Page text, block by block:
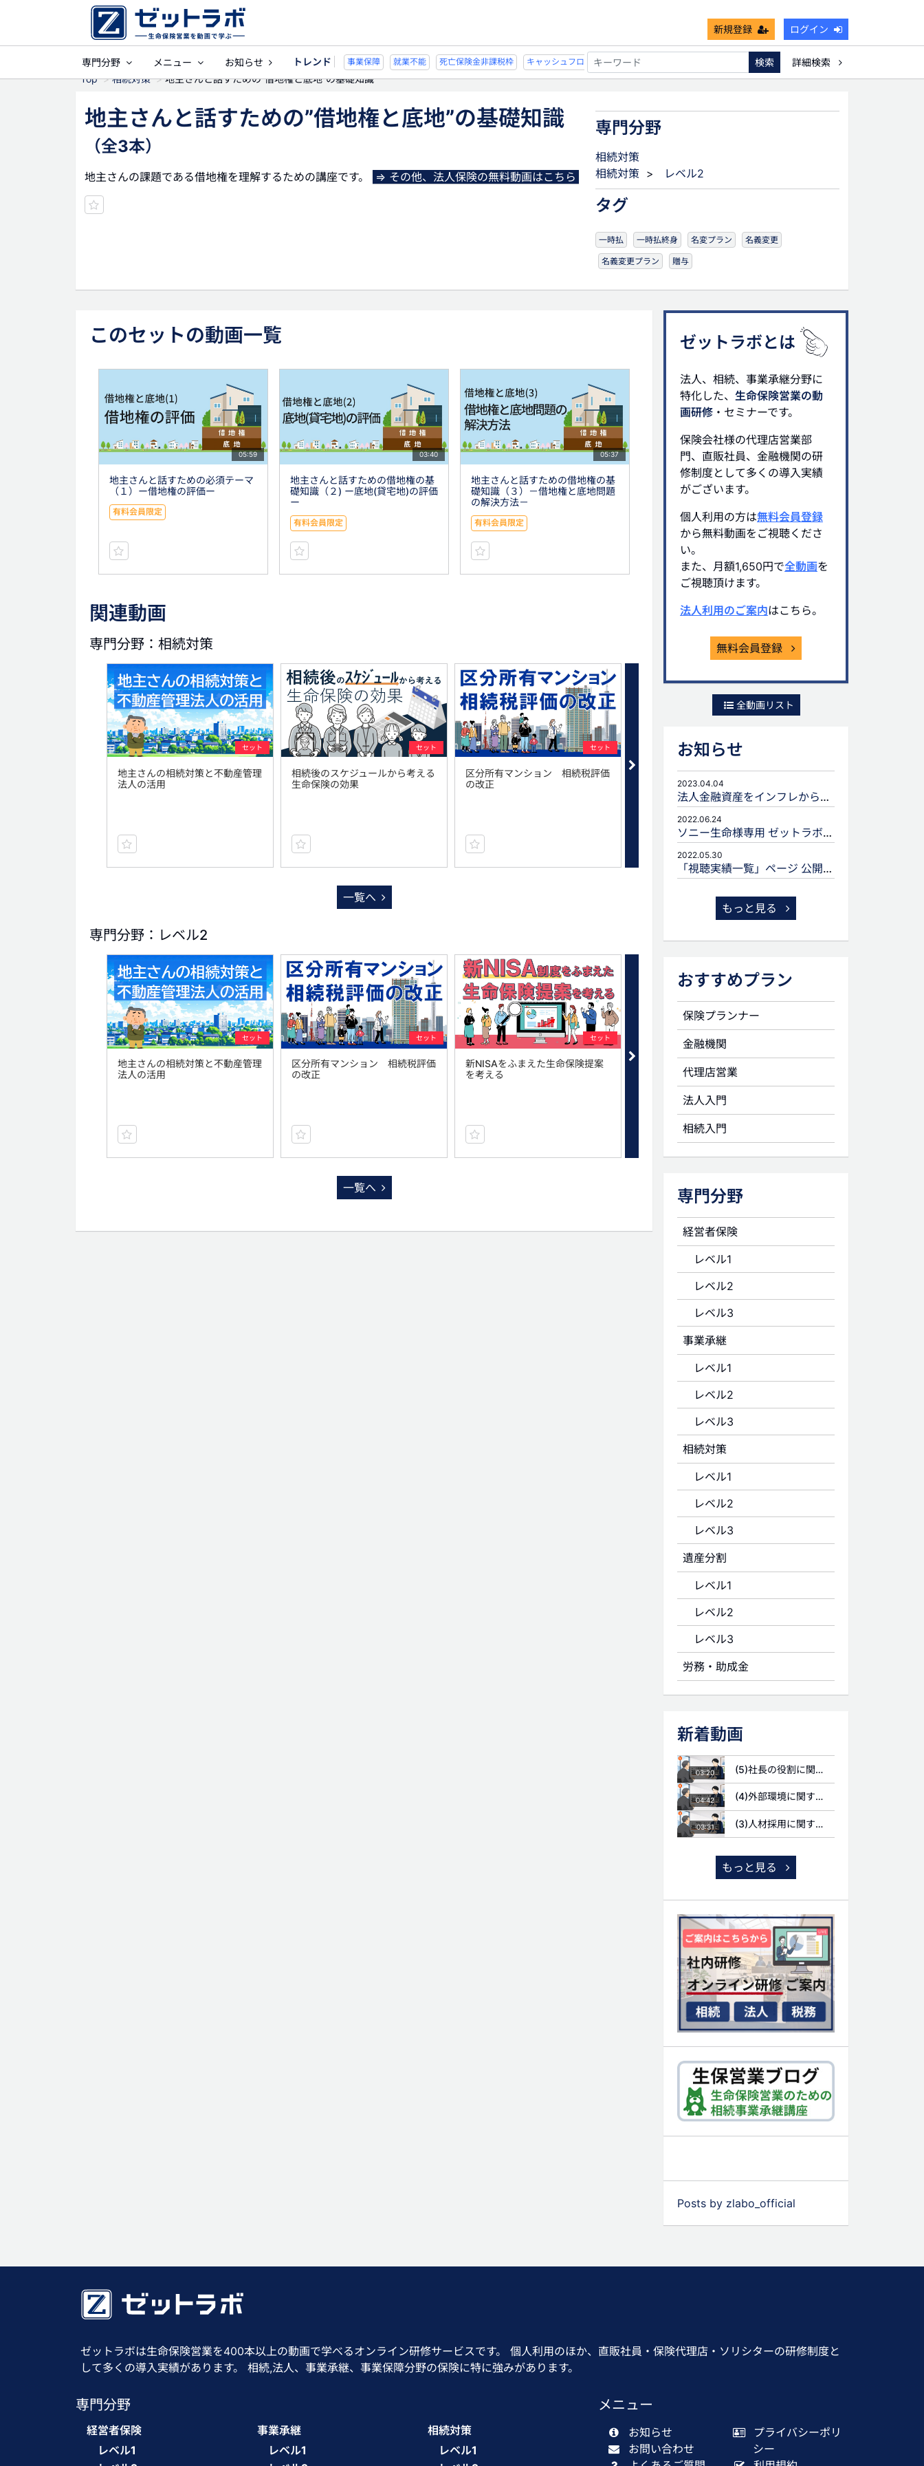
新規登録 ログイン
専門分野 メニュー お知らせ トレンド
事業保障 就業不能 死亡保険金非課税枠 キャッシュフロー 宗教法人 事業保障 就業不能 死亡保険金非課税枠 キャッシュフロー 宗教法人
検索
詳細検索
Top
相続対策 地主さんと話すための”借地権と底地”の基礎知識
地主さんと話すための”借地権と底地”の基礎知識
（全3本）
地主さんの課題である借地権を理解するための講座です。 ⇒ その他、法人保険の無料動画はこちら
専門分野
相続対策
相続対策> レベル2
タグ
一時払 一時払終身 名変プラン 名義変更
名義変更プラン 贈与
このセットの動画一覧
05:59
地主さんと話すための必須テーマ
（１）ー借地権の評価ー
有料会員限定
03:40
地主さんと話すための借地権の基
礎知識（２) ー底地(貸宅地)の評価
ー
有料会員限定
05:37
地主さんと話すための借地権の基
礎知識（３）－借地権と底地問題
の解決方法－
有料会員限定
関連動画
専門分野：相続対策
セット
地主さんの相続対策と不動産管理
法人の活用
セット
相続後のスケジュールから考える
生命保険の効果
セット
区分所有マンション 相続税評価
の改正
新NISAをふまえた生命保険提案
生命保険に関連する贈与
一覧へ
専門分野：レベル2
セット
地主さんの相続対策と不動産管理
法人の活用
セット
区分所有マンション 相続税評価
の改正
セット
新NISAをふまえた生命保険提案
を考える
一覧へ
ゼットラボとは
法人、相続、事業承継分野に
特化した、 生命保険営業の動
画研修 ・セミナーです。
保険会社様の代理店営業部
門、直販社員、金融機関の研
修制度として多くの導入実績
がございます。
個人利用の方は無料会員登録
から無料動画をご視聴くださ
い。
また、月額1,650円で全動画を
ご視聴頂けます。
法人利用のご案内はこちら。
無料会員登録
全動画リスト
お知らせ
2023.04.04
法人金融資産をインフレから守るための生命保険活用
2022.06.24
ソニー生命様専用 ゼットラボforLIFEPLANNERのご案内
2022.05.30
「視聴実績一覧」ページ 公開のお知らせ
もっと見る
おすすめプラン
保険プランナー
金融機関
代理店営業
法人入門
相続入門
専門分野
経営者保険
レベル1
レベル2
レベル3
事業承継
レベル1
レベル2
レベル3
相続対策
レベル1
レベル2
レベル3
遺産分割
レベル1
レベル2
レベル3
労務・助成金
新着動画
03:20 (5)社長の役割に関する質問
04:42 (4)外部環境に関する質問
03:31 (3)人材採用に関する質問
もっと見る
Posts by zlabo_official
ゼットラボは生命保険営業を400本以上の動画で学べるオンライン研修サービスです。 個人利用のほか、直販社員・保険代理店・ソリシターの研修制度と
して多くの導入実績があります。 相続,法人、事業承継、事業保障分野の保険に特に強みがあります。
専門分野
経営者保険
レベル1
事業承継
レベル1
相続対策
レベル1
メニュー
お知らせ
お問い合わせ
プライバシーポリ
シー